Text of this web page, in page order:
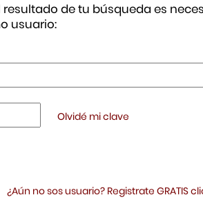
resultado de tu búsqueda es
usuario:
Olvidé mi clave
¿Aún no sos usuario? Registrate GRATIS